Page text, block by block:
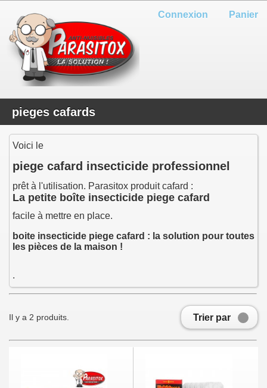
Panier
Connexion
pieges cafards
Voici le
piege cafard insecticide professionnel
prêt à l'utilisation. Parasitox produit cafard :
La petite boîte insecticide piege cafard
facile à mettre en place.
boite insecticide piege cafard : la solution pour toutes
les pièces de la maison !
.
Trier par
Il y a 2 produits.